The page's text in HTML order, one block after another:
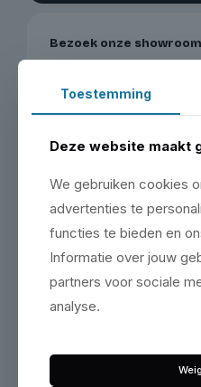
Bezoek onze showroom
Zeemanlaan 16 in
Plan je bezoek
Vergelijkbare
Geen producten
Toestemming
Deze website maakt
We gebruiken cookies
advertenties te
functies te bieden en
Informatie over jouw
partners voor sociale
analyse.